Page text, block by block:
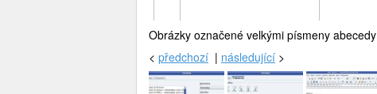
Obrázky označené velkými písmeny abecedy
< předchozí | následující >